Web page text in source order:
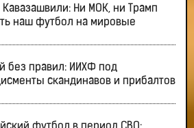
Кавазашвили: Ни МОК, ни Трамп
наш футбол на мировые
без правил: ИИХФ под
скандинавов и прибалтов